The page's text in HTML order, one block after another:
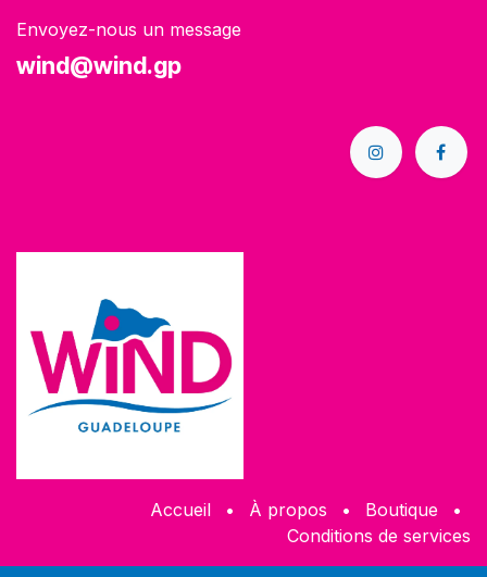
Envoyez-nous un message
wind@wind.gp
Accueil • À propos • Boutique
•
Conditions de services